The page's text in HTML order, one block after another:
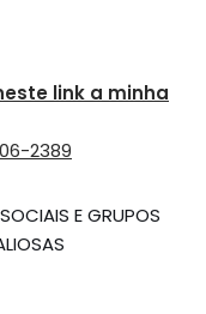
link a minha
2389
E GRUPOS